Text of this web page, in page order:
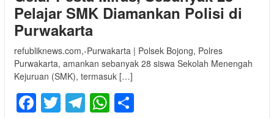
Pelajar SMK Diamankan Polisi di
Purwakarta
refubliknews.com,-Purwakarta | Polsek Bojong, Polres
Purwakarta, amankan sebanyak 28 siswa Sekolah Menengah
Kejuruan (SMK), termasuk […]
Facebook
Twitter
Telegram
WhatsApp